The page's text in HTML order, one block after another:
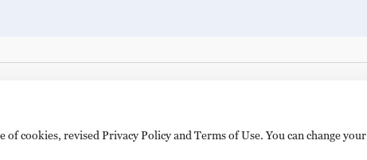
cookies, revised Privacy Policy and Terms of Use. You can change your